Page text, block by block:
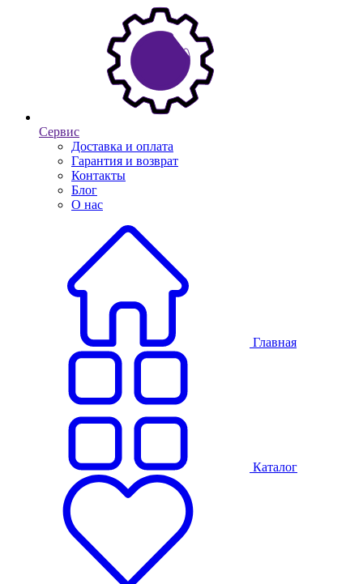
Сервис
Доставка и оплата
Гарантия и возврат
Контакты
Блог
О нас
Главная
Каталог